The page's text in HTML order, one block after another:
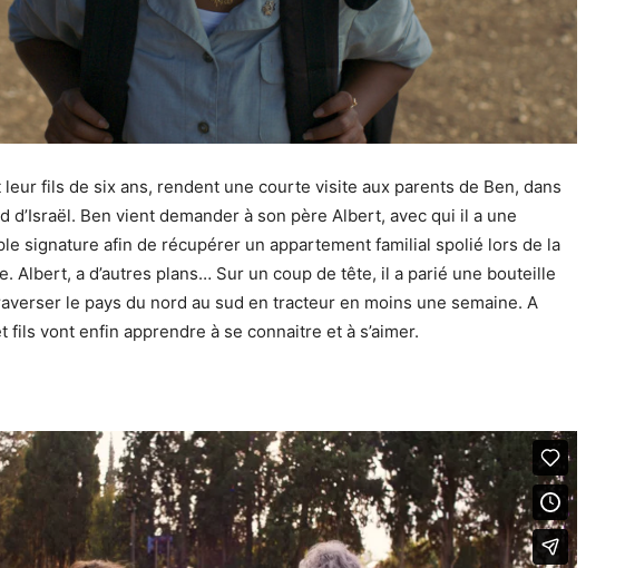
leur fils de six ans, rendent une courte visite aux parents de Ben, dans
d’Israël. Ben vient demander à son père Albert, avec qui il a une
signature afin de récupérer un appartement familial spolié lors de la
Albert, a d’autres plans… Sur un coup de tête, il a parié une bouteille
le pays du nord au sud en tracteur en moins une semaine. A
fils vont enfin apprendre à se connaitre et à s’aimer.